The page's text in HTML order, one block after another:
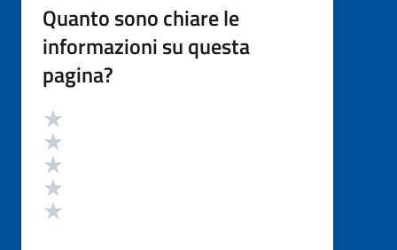
Quanto sono chiare le
informazioni su questa
pagina?
Valutazione